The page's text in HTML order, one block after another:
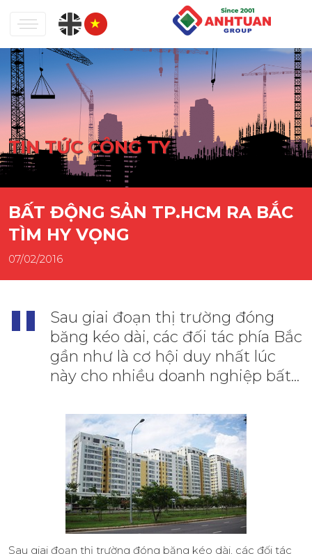
TIN TỨC CÔNG TY
BẤT ĐỘNG SẢN TP.HCM RA BẮC
TÌM HY VỌNG
07/02/2016
Sau giai đoạn thị trường đóng
băng kéo dài, các đối tác phía Bắc
gần như là cơ hội duy nhất lúc
này cho nhiều doanh nghiệp bất...
Sau giai đoạn thị trường đóng băng kéo dài, các đối tác